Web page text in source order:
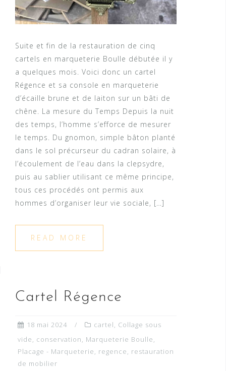
Suite et fin de la restauration de cinq
cartels en marqueterie Boulle débutée il y
a quelques mois. Voici donc un cartel
Régence et sa console en marqueterie
d’écaille brune et de laiton sur un bâti de
chêne. La mesure du Temps Depuis la nuit
des temps, l’homme s’efforce de mesurer
le temps. Du gnomon, simple bâton planté
dans le sol précurseur du cadran solaire, à
l’écoulement de l’eau dans la clepsydre,
puis au sablier utilisant ce même principe,
tous ces procédés ont permis aux
hommes d’organiser leur vie sociale, […]
READ MORE
Cartel Régence
18 mai 2024 cartel, Collage sous
vide, conservation, Marqueterie Boulle,
Placage - Marqueterie, regence, restauration
de mobilier